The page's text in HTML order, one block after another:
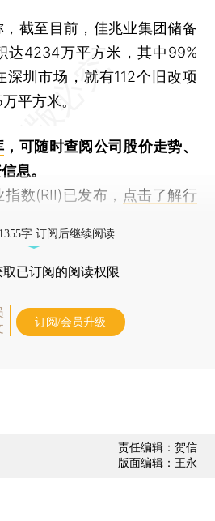
截至目前，佳兆业集团储备
达4234万平方米，其中99%
深圳市场，就有112个旧改项
平方米。
，可随时查阅公司股价走势、
息。
数(RII)已发布， 点击了解行
字 订阅后继续阅读
取已订阅的阅读权限
订阅/会员升级
责任编辑：贺信
版面编辑：王永